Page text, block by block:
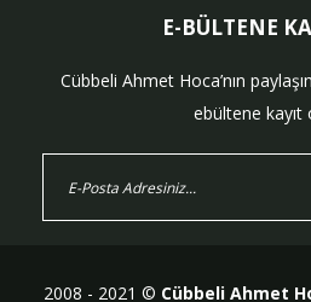
E-BÜLTENE
Cübbeli Ahmet Hoca’nın
ebültene kayıt
2008 - 2021 © Cübbeli Ahmet